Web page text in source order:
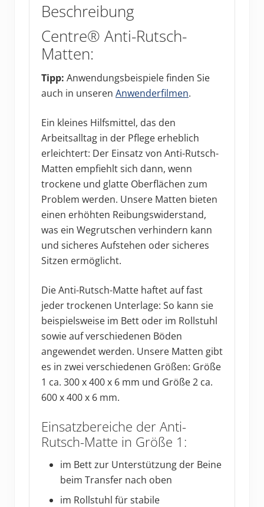
Beschreibung
Centre® Anti-Rutsch-
Matten:
Tipp: Anwendungsbeispiele finden Sie
auch in unseren Anwenderfilmen.
Ein kleines Hilfsmittel, das den
Arbeitsalltag in der Pflege erheblich
erleichtert: Der Einsatz von Anti-Rutsch-
Matten empfiehlt sich dann, wenn
trockene und glatte Oberflächen zum
Problem werden. Unsere Matten bieten
einen erhöhten Reibungswiderstand,
was ein Wegrutschen verhindern kann
und sicheres Aufstehen oder sicheres
Sitzen ermöglicht.
Die Anti-Rutsch-Matte haftet auf fast
jeder trockenen Unterlage: So kann sie
beispielsweise im Bett oder im Rollstuhl
sowie auf verschiedenen Böden
angewendet werden. Unsere Matten gibt
es in zwei verschiedenen Größen: Größe
1 ca. 300 x 400 x 6 mm und Größe 2 ca.
600 x 400 x 6 mm.
Einsatzbereiche der Anti-
Rutsch-Matte in Größe 1:
im Bett zur Unterstützung der Beine
beim Transfer nach oben
im Rollstuhl für stabile